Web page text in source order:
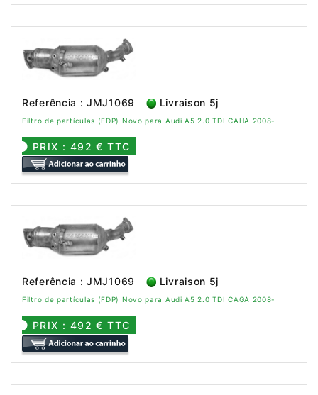
Referência : JMJ1069 Livraison 5j
Filtro de partículas (FDP) Novo para Audi A5 2.0 TDI CAHA 2008-
PRIX : 492 € TTC
Referência : JMJ1069 Livraison 5j
Filtro de partículas (FDP) Novo para Audi A5 2.0 TDI CAGA 2008-
PRIX : 492 € TTC